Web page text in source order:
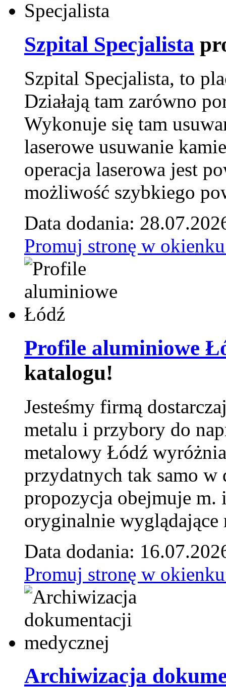
Szpital Specjalista
Szpital Specjalista, to
Działają tam zarówno
Wykonuje się tam
laserowe usuwanie
operacja laserowa jest
możliwość szybkiego
Data dodania:
Promuj stronę w
Profile aluminiowe
katalogu!
Jesteśmy firmą
metalu i przybory do
metalowy Łódź
przydatnych tak samo w
propozycja obejmuje m.
oryginalnie wyglądające
Data dodania:
Promuj stronę w
Archiwizacja